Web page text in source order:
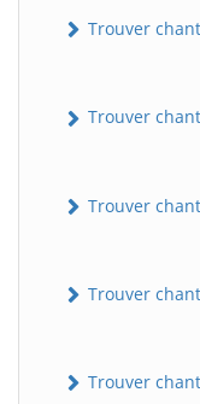
Trouver
Trouver
Trouver
Trouver
Trouver